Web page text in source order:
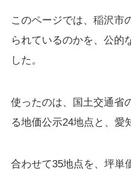
このページでは、稲沢市
られているのかを、公的
した。
使ったのは、国土交通省
る地価公示24地点と、愛
合わせて35地点を、坪単